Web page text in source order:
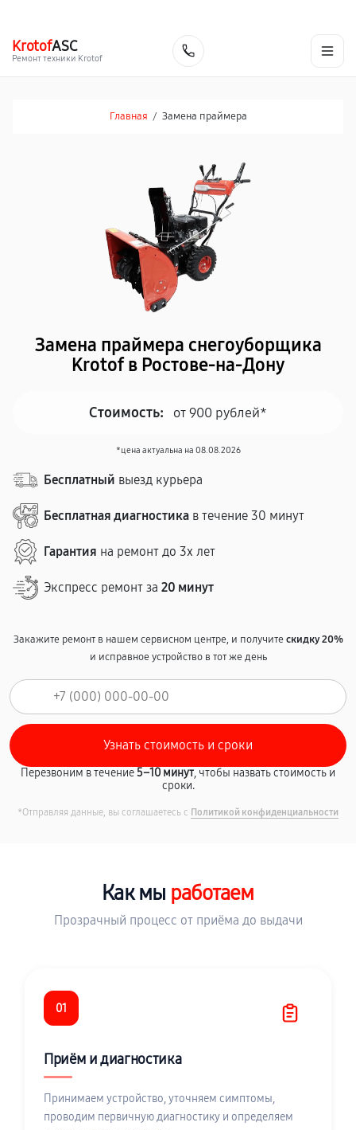
KrotofASC
Ремонт техники Krotof
Главная / Замена праймера
Замена праймера снегоуборщика
Krotof в Ростове-на-Дону
Стоимость: от 900 рублей*
*цена актуальна на 08.08.2026
Бесплатный выезд курьера
Бесплатная диагностика в течение 30 минут
Гарантия на ремонт до 3х лет
Экспресс ремонт за 20 минут
Закажите ремонт в нашем сервисном центре, и получитескидку 20%
и исправное устройство в тот же день
Перезвоним в течение5–10 минут, чтобы назвать стоимость и
сроки.
*Отправляя данные, вы соглашаетесь с Политикой конфиденциальности
Как мы работаем
Прозрачный процесс от приёма до выдачи
01
Приём и диагностика
Принимаем устройство, уточняем симптомы,
проводим первичную диагностику и определяем